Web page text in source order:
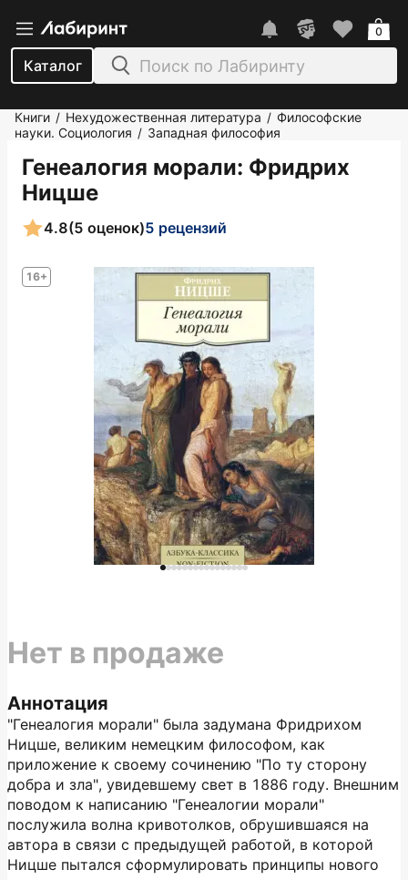
Каталог
0
Книги / Нехудожественная литература / Философские
науки. Социология / Западная философия
Генеалогия морали: Фридрих
Ницше
16+
4.8(5 оценок)5 рецензий
Аннотация
"Генеалогия морали" была задумана Фридрихом
Ницше, великим немецким философом, как
приложение к своему сочинению "По ту сторону
добра и зла", увидевшему свет в 1886 году. Внешним
поводом к написанию "Генеалогии морали"
послужила волна кривотолков, обрушившаяся на
автора в связи с предыдущей работой, в которой
Ницше пытался сформулировать принципы нового
Нет в продаже